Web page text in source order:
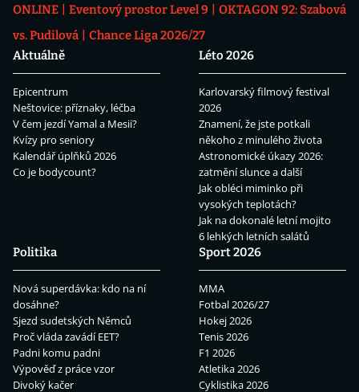
ONLINE
Eventový prostor Level 9
OKTAGON 92: Szabová
vs. Pudilová
Chance Liga 2026/27
Aktuálně
Epicentrum
Neštovice: příznaky, léčba
V čem jezdí Yamal a Mesii?
Kvízy pro seniory
Kalendář úplňků 2026
Co je bodycount?
Léto 2026
Karlovarský filmový festival
2026
Znamení, že jste potkali
někoho z minulého života
Astronomické úkazy 2026:
zatmění slunce a další
Jak obléci miminko při
vysokých teplotách?
Jak na dokonalé letní mojito
6 lehkých letních salátů
Politika
Nová superdávka: kdo na ní
dosáhne?
Sjezd sudetských Němců
Proč vláda zavádí EET?
Padni komu padni
Výpověď z práce vzor
Divoký kačer
Sport 2026
MMA
Fotbal 2026/27
Hokej 2026
Tenis 2026
F1 2026
Atletika 2026
Cyklistika 2026